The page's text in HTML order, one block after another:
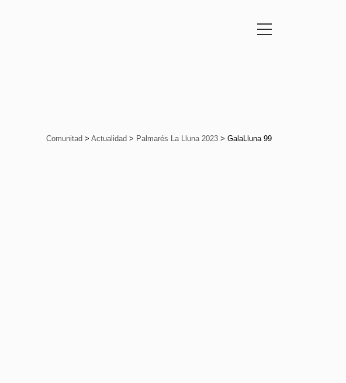
Comunitad > Actualidad > Palmarés La Lluna 2023 > GalaLluna 99